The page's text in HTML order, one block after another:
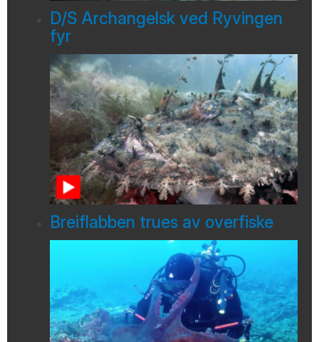
D/S Archangelsk ved Ryvingen
fyr
Breiflabben trues av overfiske